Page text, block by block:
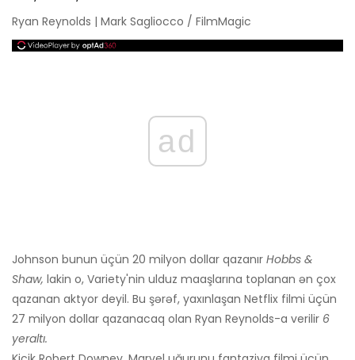
Ryan Reynolds | Mark Sagliocco / FilmMagic
ad
Johnson bunun üçün 20 milyon dollar qazanır Hobbs &
Shaw, lakin o, Variety'nin ulduz maaşlarına toplanan ən çox
qazanan aktyor deyil. Bu şərəf, yaxınlaşan Netflix filmi üçün
27 milyon dollar qazanacaq olan Ryan Reynolds-a verilir 6
yeraltı.